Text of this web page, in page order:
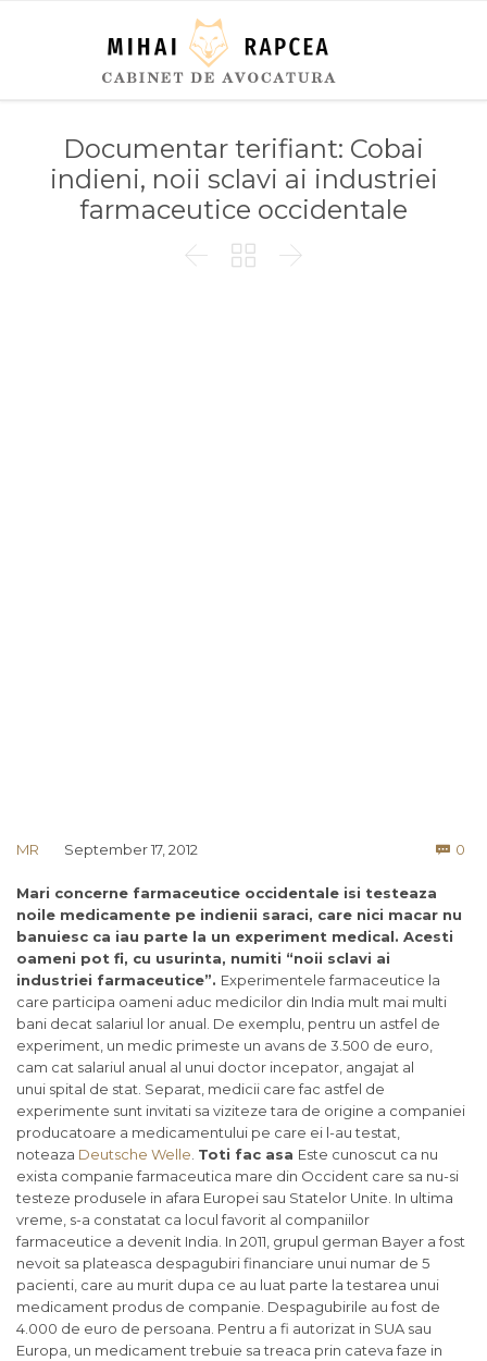
Documentar terifiant: Cobai
indieni, noii sclavi ai industriei
farmaceutice occidentale
  
MR September 17, 2012  0
Mari concerne farmaceutice occidentale isi testeaza
noile medicamente pe indienii saraci, care nici macar nu
banuiesc ca iau parte la un experiment medical. Acesti
oameni pot fi, cu usurinta, numiti “noii sclavi ai
industriei farmaceutice”. Experimentele farmaceutice la
care participa oameni aduc medicilor din India mult mai multi
bani decat salariul lor anual. De exemplu, pentru un astfel de
experiment, un medic primeste un avans de 3.500 de euro,
cam cat salariul anual al unui doctor incepator, angajat al
unui spital de stat. Separat, medicii care fac astfel de
experimente sunt invitati sa viziteze tara de origine a companiei
producatoare a medicamentului pe care ei l-au testat,
noteaza Deutsche Welle Toti fac asa Este cunoscut ca nu
exista companie farmaceutica mare din Occident care sa nu-si
testeze produsele in afara Europei sau Statelor Unite. In ultima
vreme, s-a constatat ca locul favorit al companiilor
farmaceutice a devenit India. In 2011, grupul german Bayer a fost
nevoit sa plateasca despagubiri financiare unui numar de 5
pacienti, care au murit dupa ce au luat parte la testarea unui
medicament produs de companie. Despagubirile au fost de
4.000 de euro de persoana. Pentru a fi autorizat in SUA sau
Europa, un medicament trebuie sa treaca prin cateva faze in